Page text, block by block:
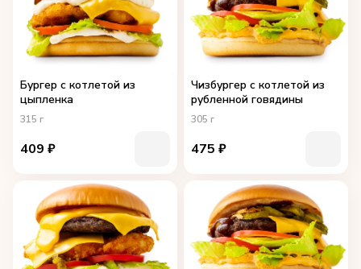
Бургер с котлетой из
цыпленка
315 г
409 ₽
Чизбургер с котлетой из
рубленной говядины
305 г
475 ₽